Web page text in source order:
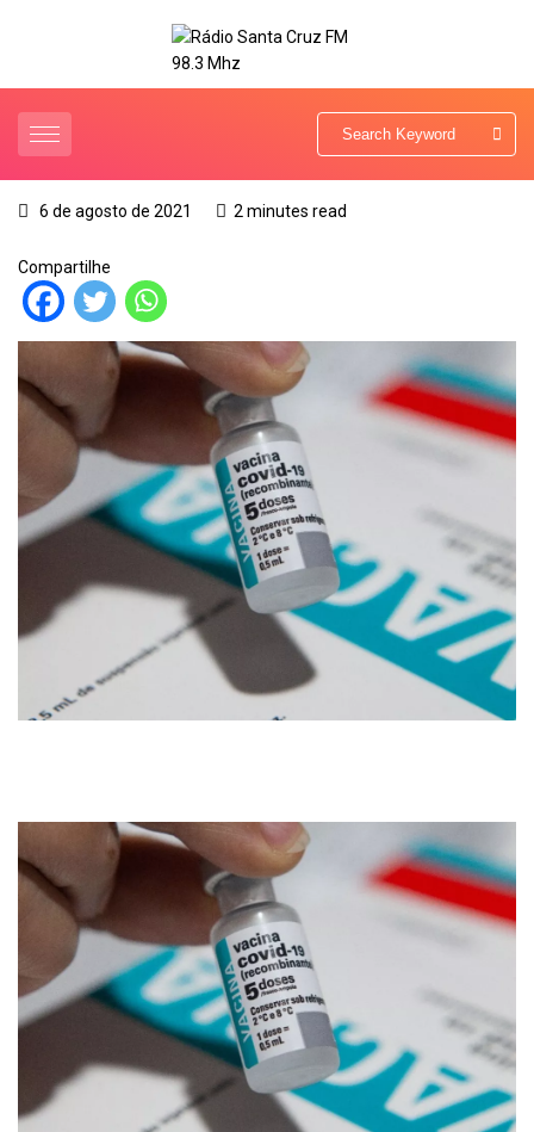
6 de agosto de 2021 2 minutes read
Compartilhe